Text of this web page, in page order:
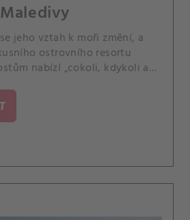
jeho vztah k moři změní, a
ostrovního resortu
nabízí „cokoli, kdykoli a